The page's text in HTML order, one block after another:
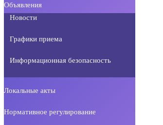
Объявления
Новости
Графики приема
Информационная безопасность
Локальные акты
Нормативное регулирование